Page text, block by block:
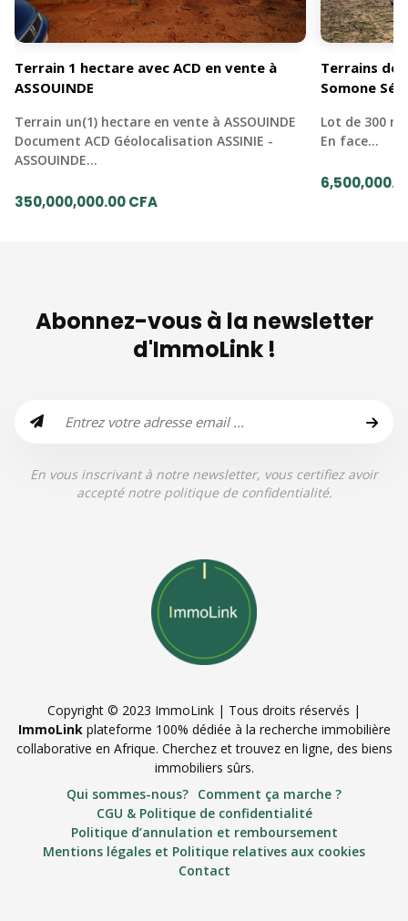
Terrain 1 hectare avec ACD en vente à
ASSOUINDE
Terrain un(1) hectare en vente à ASSOUINDE
Document ACD Géolocalisation ASSINIE -
ASSOUINDE…
350,000,000.00 CFA
Terrains de
Somone
Lot de 300
En face…
Abonnez-vous à la newsletter
d'ImmoLink !
En vous inscrivant à notre newsletter, vous certifiez avoir
accepté notre politique de confidentialité.
Copyright © 2023 ImmoLink | Tous droits réservés |
ImmoLinkplateforme 100% dédiée à la recherche immobilière
collaborative en Afrique. Cherchez et trouvez en ligne, des biens
immobiliers sûrs.
Qui sommes-nous? Comment ça marche ?
CGU & Politique de confidentialité
Politique d’annulation et remboursement
Mentions légales et Politique relatives aux cookies
Contact